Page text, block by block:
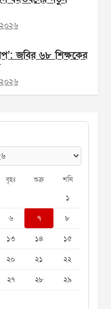
জবির ৬৮ শিক্ষকের
বৃহঃ শুক্র শনি
১
৬ ৭
৮
১৩ ১৪
১৫
২০ ২১
২২
২৭ ২৮
২৯